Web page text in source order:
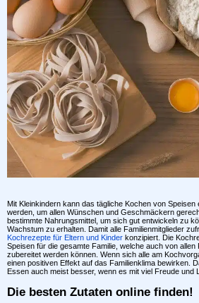
Mit Kleinkindern kann das tägliche Kochen von Speisen
werden, um allen Wünschen und Geschmäckern
bestimmte Nahrungsmittel, um sich gut entwickeln zu
Wachstum zu erhalten. Damit alle Familienmitglieder
Kochrezepte für Eltern und Kinder konzipiert. Die
Speisen für die gesamte Familie, welche auch von allen
zubereitet werden können. Wenn sich alle am
einen positiven Effekt auf das Familienklima bewirken.
Essen auch meist besser, wenn es mit viel Freude und
Die besten Zutaten online finden!